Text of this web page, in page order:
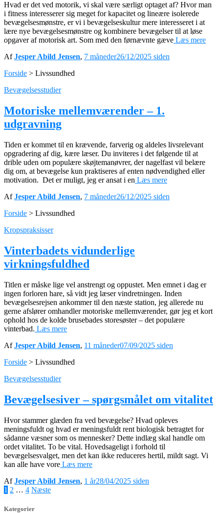
Hvad er det ved motorik, vi skal være særligt optaget af? Hvor man
i fitness interesserer sig meget for kapacitet og lineære isolerede
bevægelsesmønstre, er vi i bevægelseskultur mere interesseret i at
lære nye bevægelsesmønstre og kombinere bevægelser til at løse
opgaver af motorisk art. Som med den førnævnte gæve Læs mere
AfJesper Abild Jensen, 7 måneder26/12/2025 siden
Forside > Livssundhed
Bevægelsesstudier
Motoriske mellemværender – 1.
udgravning
Tiden er kommet til en krævende, farverig og aldeles livsrelevant
opgradering af dig, kære læser. Du inviteres i det følgende til at
drible uden om populære skøjtemanøvrer, der nagelfast vil belære
dig om, at bevægelse kun praktiseres af enten nødvendighed eller
motivation. Det er muligt, jeg er ansat i en Læs mere
AfJesper Abild Jensen, 7 måneder26/12/2025 siden
Forside > Livssundhed
Kropspraksisser
Vinterbadets vidunderlige
virkningsfuldhed
Titlen er måske lige vel anstrengt og oppustet. Men emnet i dag er
ingen forloren hare, så vidt jeg læser vindretningen. Inden
bevægelsesrejsen ankommer til den næste station, jeg allerede nu
gerne afslører omhandler motoriske mellemværender, gør jeg et kort
ophold hos de kolde brusebades storesøster – det populære
vinterbad. Læs mere
AfJesper Abild Jensen, 11 måneder07/09/2025 siden
Forside > Livssundhed
Bevægelsesstudier
Bevægelsesiver – spørgsmålet om vitalitet
Hvor stammer glæden fra ved bevægelse? Hvad opleves
meningsfuldt og hvad er meningsfuldt rent biologisk betragtet for
sådanne væsner som os mennesker? Dette indlæg skal handle om
ordet vitalitet. To be vital. Hovedsageligt i forhold til
bevægelsesvalget, men det kan ikke reduceres hertil, mildt sagt. Vi
kan alle have vore Læs mere
AfJesper Abild Jensen, 1 år28/04/2025 siden
Indlægsinddeling
1 2 … 4 Næste
Kategorier